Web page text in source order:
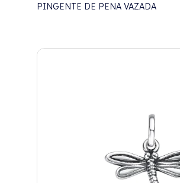
PINGENTE DE PENA VAZADA